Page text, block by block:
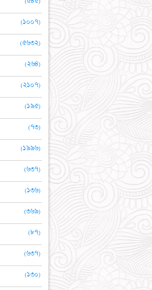
(১০০৭)
(৫৬৩২)
(২৬৪)
(২১০৭)
(১৯৫)
(৭৩)
(১৯৯৬)
(৬৩৭)
(১৩৬)
(৩৬৯)
(৮৭)
(৬৩৭)
(১৩০)